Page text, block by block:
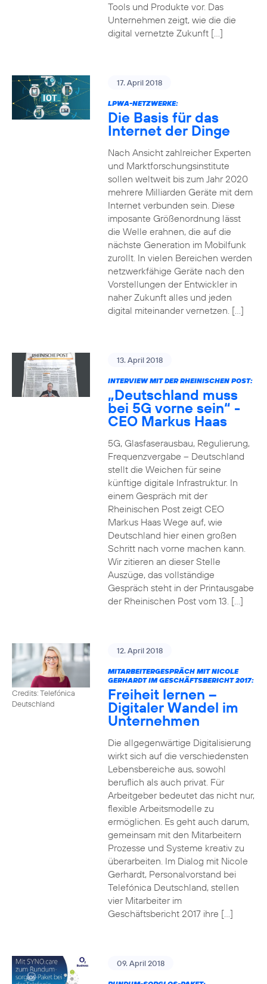
Tools und Produkte vor. Das
Unternehmen zeigt, wie die die
digital vernetzte Zukunft […]
17. April 2018
LPWA-NETZWERKE:
Die Basis für das
Internet der Dinge
Nach Ansicht zahlreicher Experten
und Marktforschungsinstitute
sollen weltweit bis zum Jahr 2020
mehrere Milliarden Geräte mit dem
Internet verbunden sein. Diese
imposante Größenordnung lässt
die Welle erahnen, die auf die
nächste Generation im Mobilfunk
zurollt. In vielen Bereichen werden
netzwerkfähige Geräte nach den
Vorstellungen der Entwickler in
naher Zukunft alles und jeden
digital miteinander vernetzen. […]
13. April 2018
INTERVIEW MIT DER RHEINISCHEN POST:
„Deutschland muss
bei 5G vorne sein“ -
CEO Markus Haas
5G, Glasfaserausbau, Regulierung,
Frequenzvergabe – Deutschland
stellt die Weichen für seine
künftige digitale Infrastruktur. In
einem Gespräch mit der
Rheinischen Post zeigt CEO
Markus Haas Wege auf, wie
Deutschland hier einen großen
Schritt nach vorne machen kann.
Wir zitieren an dieser Stelle
Auszüge, das vollständige
Gespräch steht in der Printausgabe
der Rheinischen Post vom 13. […]
Credits: Telefónica
Deutschland
12. April 2018
MITARBEITERGESPRÄCH MIT NICOLE
GERHARDT IM GESCHÄFTSBERICHT 2017:
Freiheit lernen –
Digitaler Wandel im
Unternehmen
Die allgegenwärtige Digitalisierung
wirkt sich auf die verschiedensten
Lebensbereiche aus, sowohl
beruflich als auch privat. Für
Arbeitgeber bedeutet das nicht nur,
flexible Arbeitsmodelle zu
ermöglichen. Es geht auch darum,
gemeinsam mit den Mitarbeitern
Prozesse und Systeme kreativ zu
überarbeiten. Im Dialog mit Nicole
Gerhardt, Personalvorstand bei
Telefónica Deutschland, stellen
vier Mitarbeiter im
Geschäftsbericht 2017 ihre […]
09. April 2018